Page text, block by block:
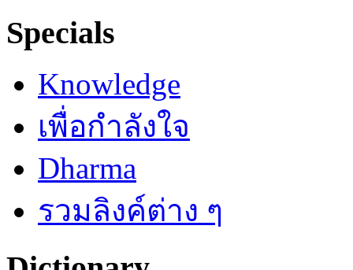
Specials
Knowledge
เพื่อกำลังใจ
Dharma
รวมลิงค์ต่าง ๆ